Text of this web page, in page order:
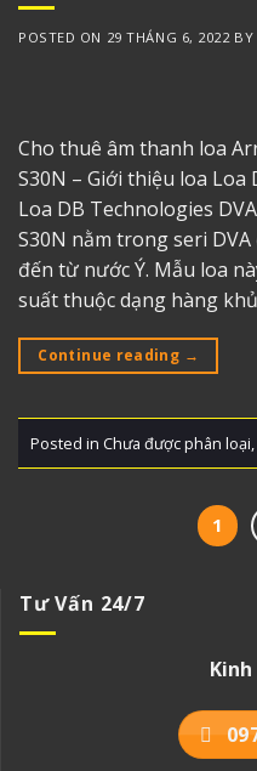
POSTED ON 29 THÁNG 6, 2022 BY
Cho thuê âm thanh loa
S30N – Giới thiệu loa Loa
Loa DB Technologies
S30N nằm trong seri
đến từ nước Ý. Mẫu loa
suất thuộc dạng hàng
Continue reading →
Posted in Chưa được phân loại,
1
Tư Vấn 24/7
Kinh